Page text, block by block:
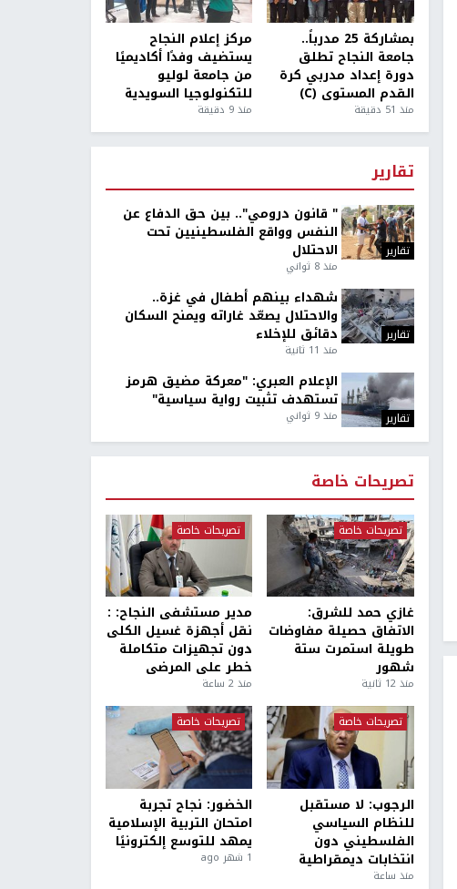
بمشاركة 25 مدرباً..
جامعة النجاح تطلق
دورة إعداد مدربي كرة
القدم المستوى (C)
منذ 51 دقيقة
مركز إعلام النجاح
يستضيف وفدًا أكاديميًا
من جامعة لوليو
للتكنولوجيا السويدية
منذ 9 دقيقة
تقارير
تقارير
" قانون درومي".. بين حق الدفاع عن
النفس وواقع الفلسطينيين تحت
الاحتلال
منذ 8 ثواني
تقارير
شهداء بينهم أطفال في غزة..
والاحتلال يصعّد غاراته ويمنح السكان
دقائق للإخلاء
منذ 11 ثانية
تقارير
الإعلام العبري: "معركة مضيق هرمز
تستهدف تثبيت رواية سياسية"
منذ 9 ثواني
تصريحات خاصة
تصريحات خاصة
غازي حمد للشرق:
الاتفاق حصيلة مفاوضات
طويلة استمرت ستة
شهور
منذ 12 ثانية
تصريحات خاصة
مدير مستشفى النجاح: :
نقل أجهزة غسيل الكلى
دون تجهيزات متكاملة
خطر على المرضى
منذ 2 ساعة
تصريحات خاصة
الرجوب: لا مستقبل
للنظام السياسي
الفلسطيني دون
انتخابات ديمقراطية
منذ ساعة
تصريحات خاصة
الخضور: نجاح تجربة
امتحان التربية الإسلامية
يمهد للتوسع إلكترونيًا
1 شهر ago